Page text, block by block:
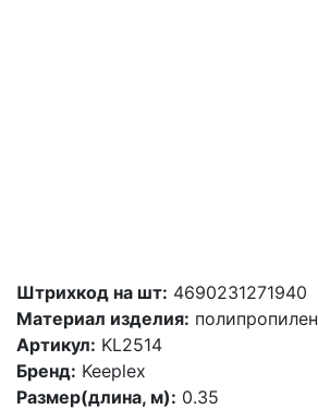
Штрихкод на шт: 4690231271940
Материал изделия: полипропилен
Артикул: KL2514
Бренд: Keeplex
Размер(длина, м): 0.35